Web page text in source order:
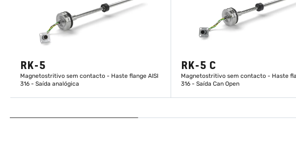
RK-5
Magnetostritivo sem contacto - Haste flange AISI
316 - Saída analógica
DESCUBRA MAIS
RK-5 C
Magnetostritivo sem contacto - Haste
316 - Saída Can Open
DESCUBRA MAIS